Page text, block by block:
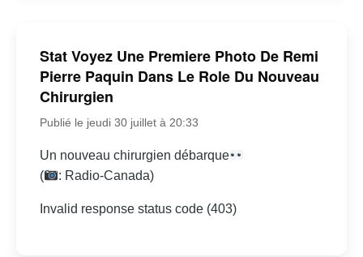
Stat Voyez Une Premiere Photo De Remi
Pierre Paquin Dans Le Role Du Nouveau
Chirurgien
Publié le jeudi 30 juillet à 20:33
Un nouveau chirurgien débarque
(
: Radio-Canada)
Invalid response status code (403)